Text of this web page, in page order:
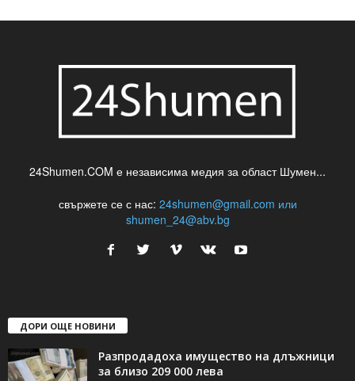
24Shumen.COM е независима медия за област Шумен...
свържете се с нас: 24shumen@gmail.com или
shumen_24@abv.bg
ДОРИ ОЩЕ НОВИНИ
Разпродадоха имущество на длъжници
за близо 209 000 лева